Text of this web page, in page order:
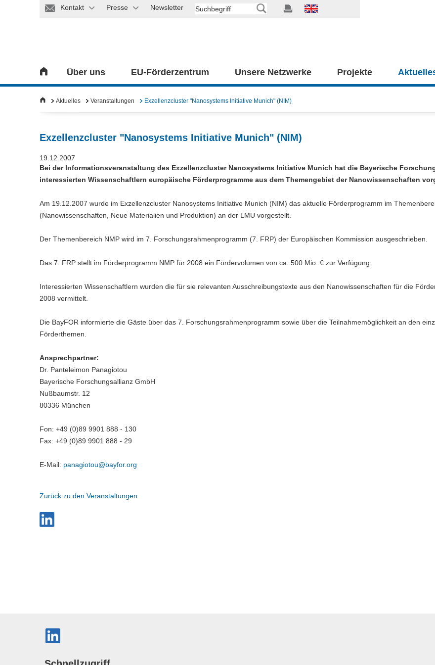
Kontakt Presse Newsletter
Über uns EU-Förderzentrum Unsere Netzwerke Projekte
Aktuelles Veranstaltungen Exzellenzcluster "Nanosystems Initiative Munich" (NIM)
Exzellenzcluster "Nanosystems Initiative Munich" (NIM)
19.12.2007
Bei der Informationsveranstaltung des Exzellenzcluster Nanosystems Initiative Munich hat die Bayerische
interessierten Wissenschaftlern europäische Förderprogramme aus dem Themengebiet der Nanowissenschaften
Am 19.12.2007 wurde im Exzellenzcluster Nanosystems Initiative Munich (NIM) das aktuelle Förderprogramm im
(Nanowissenschaften, Neue Materialien und Produktion) an der LMU vorgestellt.
Der Themenbereich NMP wird im 7. Forschungsrahmenprogramm (7. FRP) der Europäischen Kommission ausgeschrieben.
Das 7. FRP stellt im Förderprogramm NMP für 2008 ein Fördervolumen von ca. 500 Mio. € zur Verfügung.
Interessierten Wissenschaftlern wurden die für sie relevanten Ausschreibungstexte aus den Nanowissenschaften für die
2008 vermittelt.
Die BayFOR informierte die Gäste über das 7. Forschungsrahmenprogramm sowie über die Teilnahmemöglichkeit an den
Förderthemen.
Ansprechpartner:
Dr. Panteleimon Panagiotou
Bayerische Forschungsallianz GmbH
Nußbaumstr. 12
80336 München
Fon: +49 (0)89 9901 888 - 130
Fax: +49 (0)89 9901 888 - 29
E-Mail: panagiotou@bayfor.org
Zurück zu den Veranstaltungen